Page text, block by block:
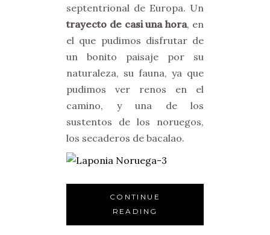
septentrional de Europa. Un
trayecto de casi una hora, en
el que pudimos disfrutar de
un bonito paisaje por su
naturaleza, su fauna, ya que
pudimos ver renos en el
camino, y una de los
sustentos de los noruegos,
los secaderos de bacalao.
CONTINUE
READING